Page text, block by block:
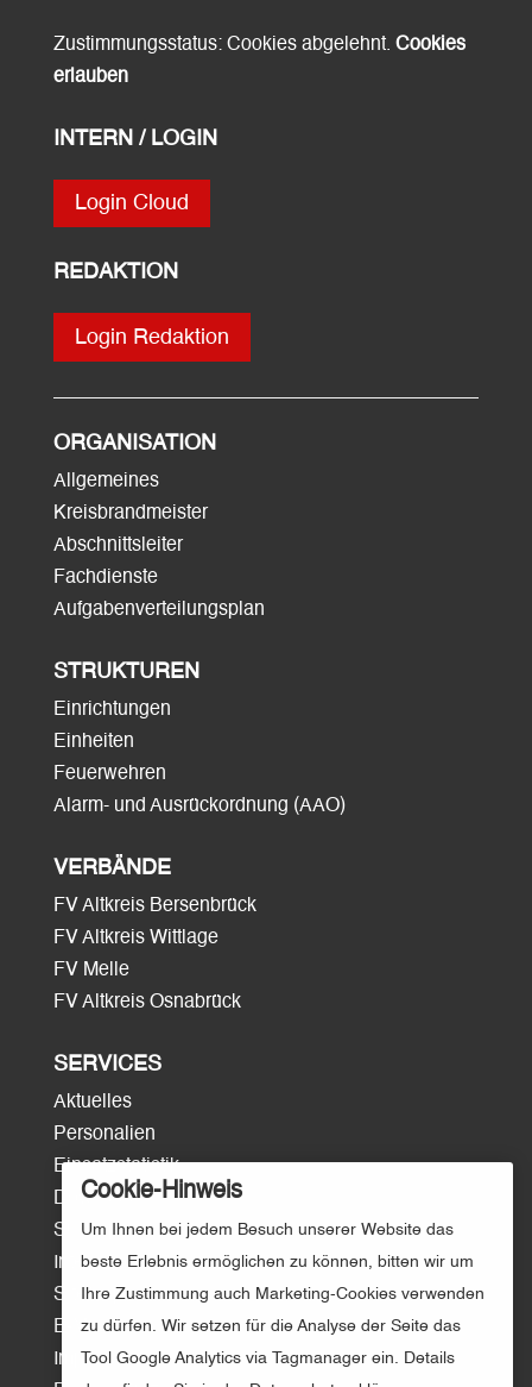
Zustimmungsstatus: Cookies abgelehnt. Cookies
erlauben
INTERN / LOGIN
Login Cloud
REDAKTION
Login Redaktion
ORGANISATION
Allgemeines
Kreisbrandmeister
Abschnittsleiter
Fachdienste
Aufgabenverteilungsplan
STRUKTUREN
Einrichtungen
Einheiten
Feuerwehren
Alarm- und Ausrückordnung (AAO)
VERBÄNDE
FV Altkreis Bersenbrück
FV Altkreis Wittlage
FV Melle
FV Altkreis Osnabrück
SERVICES
Aktuelles
Personalien
Einsatzstatistik
Download
Surftipps
Intern/Login
Sitemap
E-Mail
Impressum
Cookie-Hinweis
Um Ihnen bei jedem Besuch unserer Website das
beste Erlebnis ermöglichen zu können, bitten wir um
Ihre Zustimmung auch Marketing-Cookies verwenden
zu dürfen. Wir setzen für die Analyse der Seite das
Tool Google Analytics via Tagmanager ein. Details